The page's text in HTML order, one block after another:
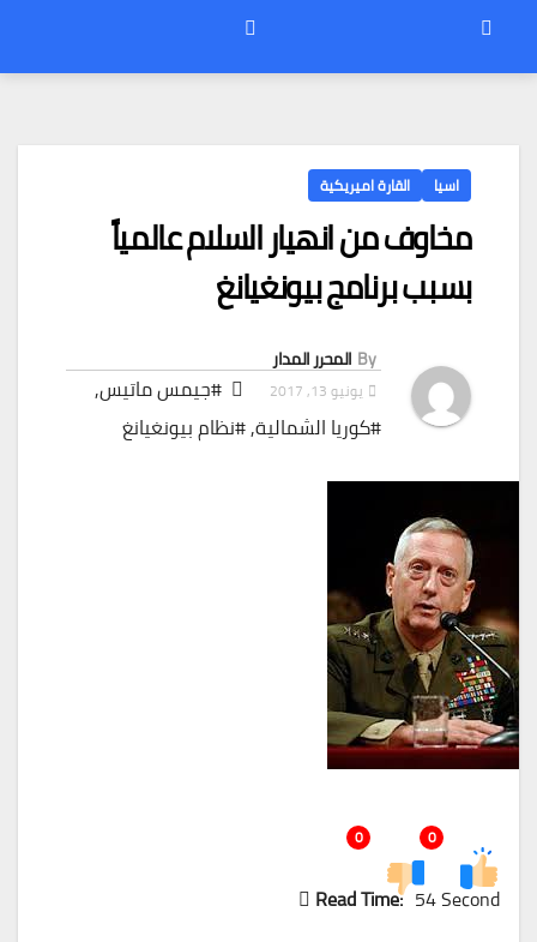
اسيا القارة اميريكية
مخاوف من انهيار السلام عالمياً
بسبب برنامج بيونغيانغ
By المحرر المدار
يونيو 13, 2017 #جيمس ماتيس,
#كوريا الشمالية,#نظام بيونغيانغ
0
0
Read Time: 54 Second